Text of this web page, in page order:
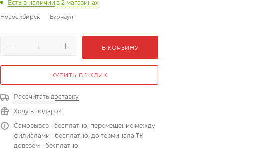
Есть в наличии в 2 магазинах
Новосибирск Барнаул
В КОРЗИНУ
КУПИТЬ В 1 КЛИК
Рассчитать доставку
Хочу в подарок
Самовывоз - бесплатно; перемещение между
филиалами - бесплатно; до терминала ТК
довезём - бесплатно.